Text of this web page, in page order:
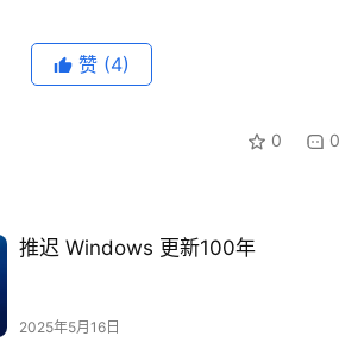
赞 (4)
0 0
推迟 Windows 更新100年
2025年5月16日